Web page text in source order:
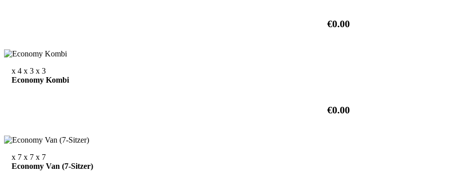
€0.00
x 4 x 3 x 3
Economy Kombi
€0.00
x 7 x 7 x 7
Economy Van (7-Sitzer)